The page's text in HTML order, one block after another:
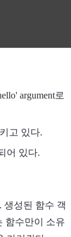
argument로
고 있다.
어 있다.
생성된 함수 객
함수만이 소유